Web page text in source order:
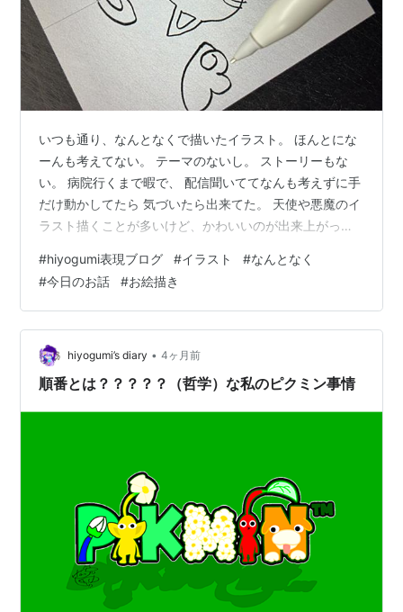
いつも通り、なんとなくで描いたイラスト。 ほんとにな
ーんも考えてない。 テーマのないし。 ストーリーもな
い。 病院行くまで暇で、 配信聞いててなんも考えずに手
だけ動かしてたら 気づいたら出来てた。 天使や悪魔のイ
ラスト描くことが多いけど、かわいいのが出来上がって
らないけど、混ざってる感じがちょっと好きだったりす
る。 うん。 可愛くかけたんじゃないかなと思ってます。
情報量多いのに、理由はゼロ。 『理由もないのに出来た
もの』は、 自分が一番描きたいものなのかなって思った
りします。 とりあえずこの子は、 【何んとなくの塊】で
すね。 またこういう…
#hiyogumi表現ブログ #イラスト #なんとなく
#今日のお話 #お絵描き
hiyogumi’s diary • 4ヶ月前
順番とは？？？？？（哲学）な私のピクミン事情